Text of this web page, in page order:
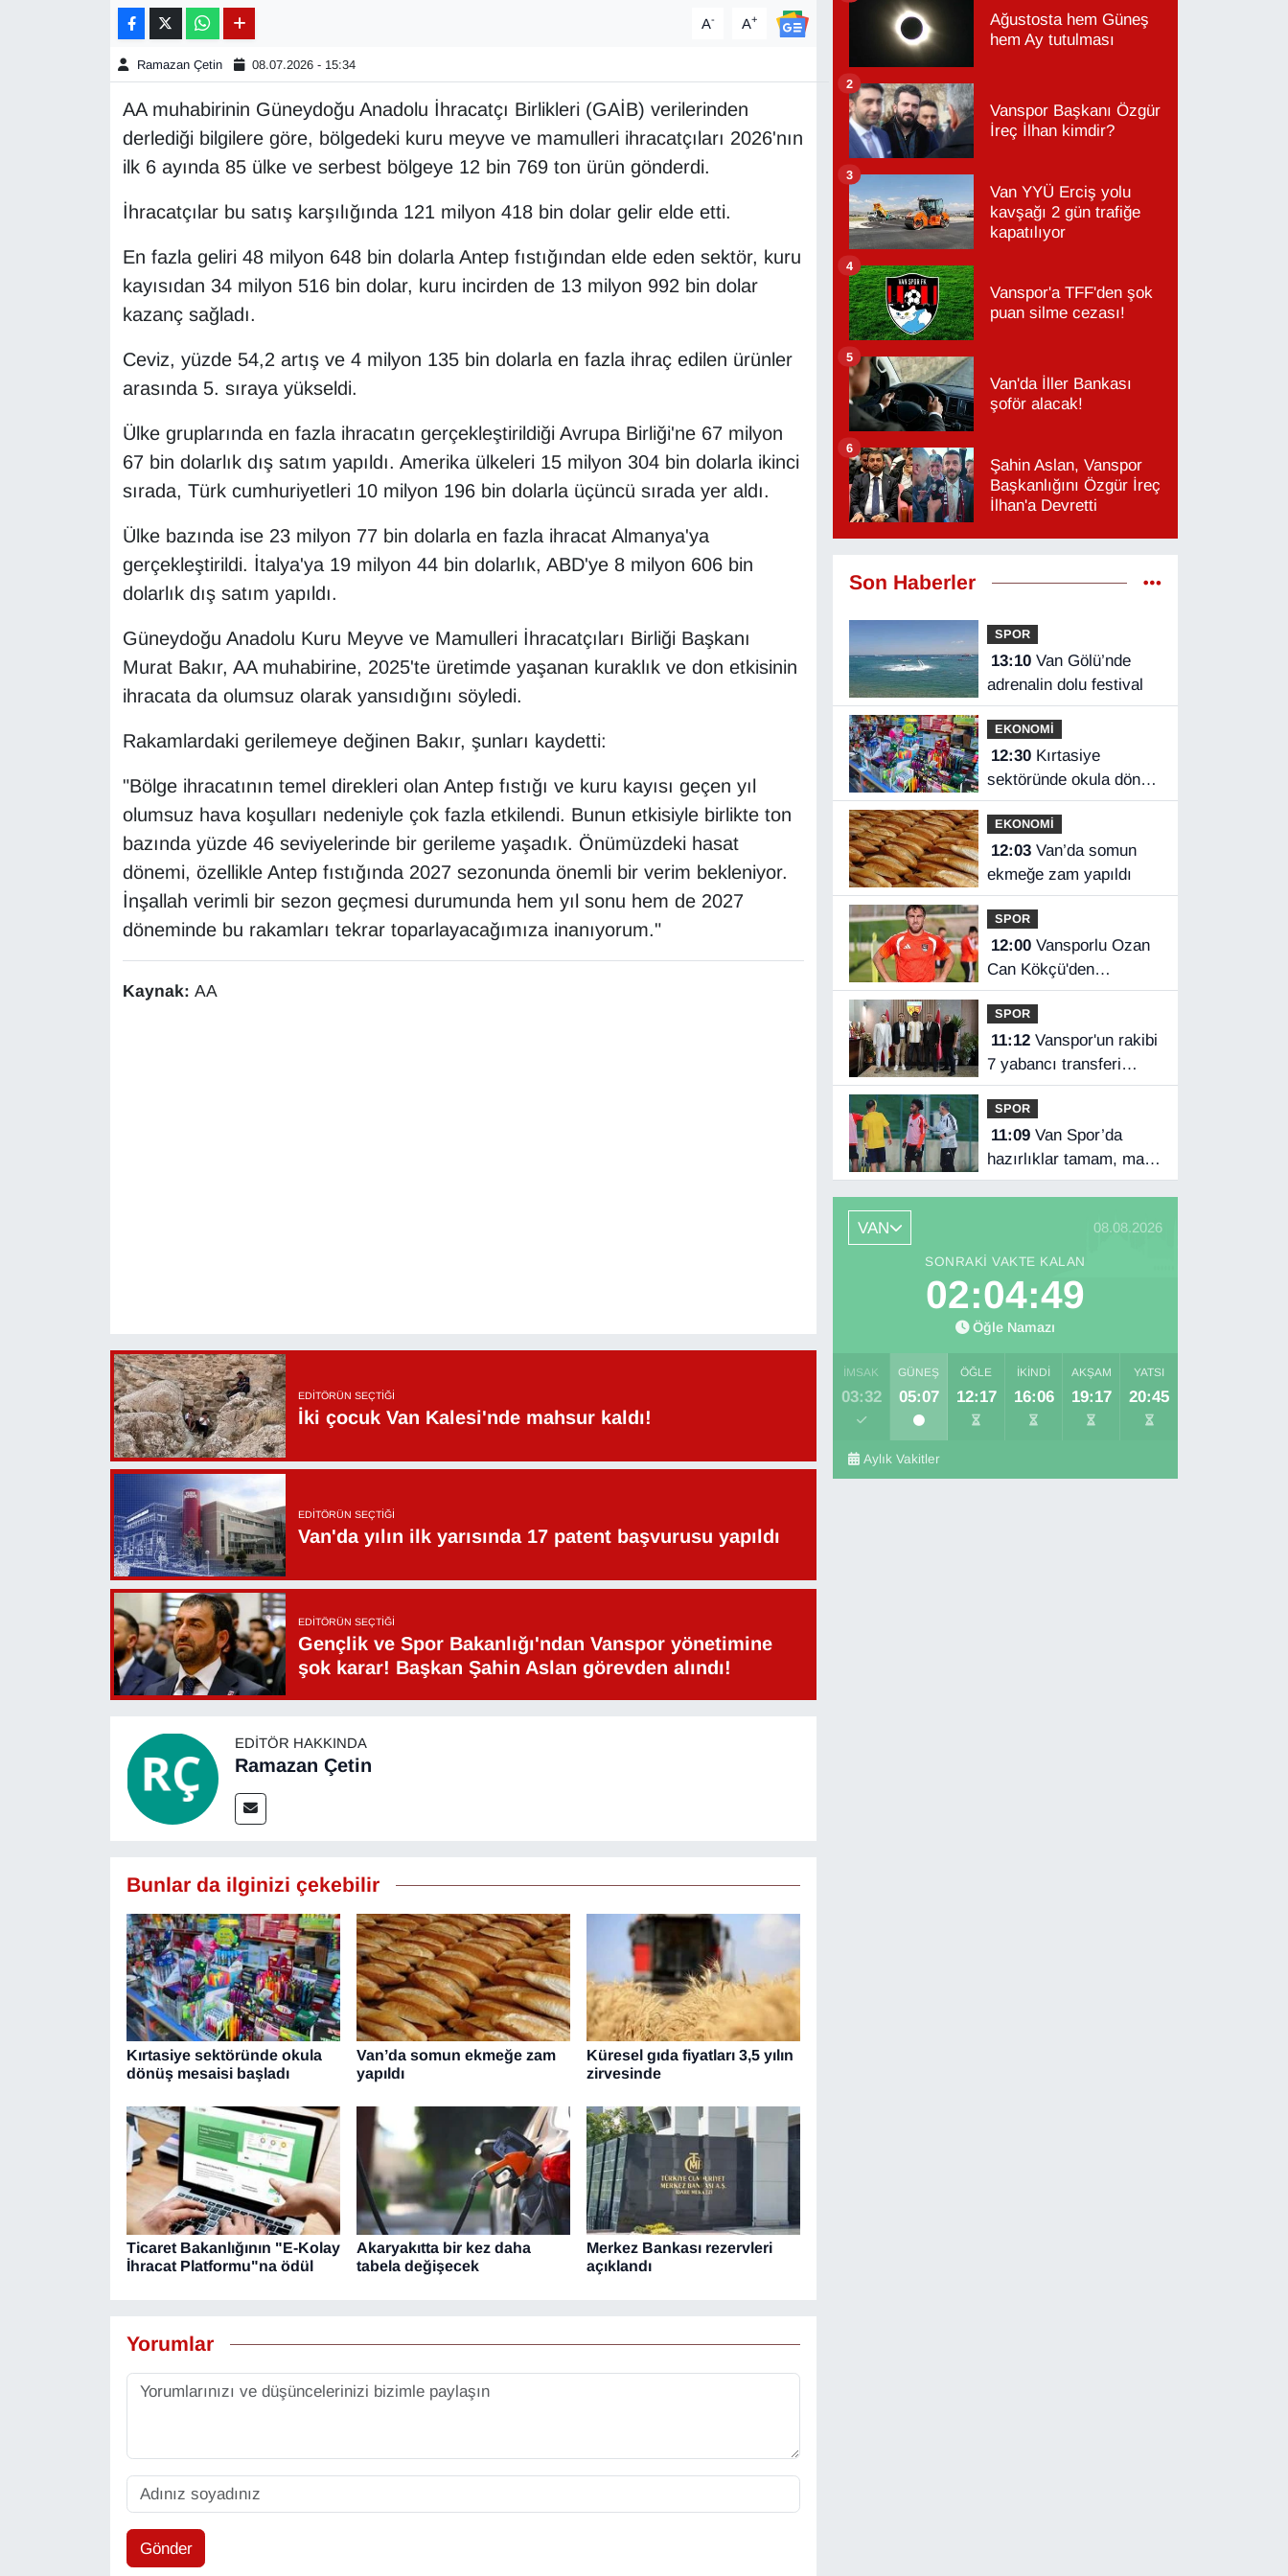
A- A+
Ramazan Çetin 08.07.2026 - 15:34
AA muhabirinin Güneydoğu Anadolu İhracatçı Birlikleri (GAİB) verilerinden
derlediği bilgilere göre, bölgedeki kuru meyve ve mamulleri ihracatçıları 2026'nın
ilk 6 ayında 85 ülke ve serbest bölgeye 12 bin 769 ton ürün gönderdi.
İhracatçılar bu satış karşılığında 121 milyon 418 bin dolar gelir elde etti.
En fazla geliri 48 milyon 648 bin dolarla Antep fıstığından elde eden sektör, kuru
kayısıdan 34 milyon 516 bin dolar, kuru incirden de 13 milyon 992 bin dolar
kazanç sağladı.
Ceviz, yüzde 54,2 artış ve 4 milyon 135 bin dolarla en fazla ihraç edilen ürünler
arasında 5. sıraya yükseldi.
Ülke gruplarında en fazla ihracatın gerçekleştirildiği Avrupa Birliği'ne 67 milyon
67 bin dolarlık dış satım yapıldı. Amerika ülkeleri 15 milyon 304 bin dolarla ikinci
sırada, Türk cumhuriyetleri 10 milyon 196 bin dolarla üçüncü sırada yer aldı.
Ülke bazında ise 23 milyon 77 bin dolarla en fazla ihracat Almanya'ya
gerçekleştirildi. İtalya'ya 19 milyon 44 bin dolarlık, ABD'ye 8 milyon 606 bin
dolarlık dış satım yapıldı.
Güneydoğu Anadolu Kuru Meyve ve Mamulleri İhracatçıları Birliği Başkanı
Murat Bakır, AA muhabirine, 2025'te üretimde yaşanan kuraklık ve don etkisinin
ihracata da olumsuz olarak yansıdığını söyledi.
Rakamlardaki gerilemeye değinen Bakır, şunları kaydetti:
"Bölge ihracatının temel direkleri olan Antep fıstığı ve kuru kayısı geçen yıl
olumsuz hava koşulları nedeniyle çok fazla etkilendi. Bunun etkisiyle birlikte ton
bazında yüzde 46 seviyelerinde bir gerileme yaşadık. Önümüzdeki hasat
dönemi, özellikle Antep fıstığında 2027 sezonunda önemli bir verim bekleniyor.
İnşallah verimli bir sezon geçmesi durumunda hem yıl sonu hem de 2027
döneminde bu rakamları tekrar toparlayacağımıza inanıyorum."
Kaynak: AA
EDITÖRÜN SEÇTIĞI
İki çocuk Van Kalesi'nde mahsur kaldı!
EDITÖRÜN SEÇTIĞI
Van'da yılın ilk yarısında 17 patent başvurusu yapıldı
EDITÖRÜN SEÇTIĞI
Gençlik ve Spor Bakanlığı'ndan Vanspor yönetimine
şok karar! Başkan Şahin Aslan görevden alındı!
EDITÖR HAKKINDA
Ramazan Çetin
Bunlar da ilginizi çekebilir
Kırtasiye sektöründe okula
dönüş mesaisi başladı
Van’da somun ekmeğe zam
yapıldı
Küresel gıda fiyatları 3,5 yılın
zirvesinde
Ticaret Bakanlığının "E-Kolay
İhracat Platformu"na ödül
Akaryakıtta bir kez daha
tabela değişecek
Merkez Bankası rezervleri
açıklandı
Yorumlar
Gönder
Ağustosta hem Güneş
hem Ay tutulması
Vanspor Başkanı Özgür
İreç İlhan kimdir?
2
Van YYÜ Erciş yolu
kavşağı 2 gün trafiğe
kapatılıyor
3
Vanspor'a TFF'den şok
puan silme cezası!
4
Van'da İller Bankası
şoför alacak!
5
Şahin Aslan, Vanspor
Başkanlığını Özgür İreç
İlhan'a Devretti
6
Son Haberler
SPOR
13:10Van Gölü’nde
adrenalin dolu festival
EKONOMİ
12:30Kırtasiye
sektöründe okula dönüş
mesaisi başladı
EKONOMİ
12:03Van’da somun
ekmeğe zam yapıldı
SPOR
12:00Vansporlu Ozan
Can Kökçü'den
Beşiktaş'ın kaptanı
kardeşi Orkun'a destek
SPOR
11:12Vanspor'un rakibi
7 yabancı transferi
açıkladı
SPOR
11:09Van Spor’da
hazırlıklar tamam, maç
saati bekleniyor
VAN 08.08.2026
SONRAKI VAKTE KALAN
02:04:48
Öğle Namazı
İMSAK
03:32
GÜNEŞ
05:07
ÖĞLE
12:17
İKINDI
16:06
AKŞAM
19:17
YATSI
20:45
Aylık Vakitler
Gündem
HABERDE İNSAN
Kamu Alımları
Kültür & Sanat
MAGAZİN
ONE EKONOMİ
POLİTİKA
Resmi İlanlar
Sinema - TV